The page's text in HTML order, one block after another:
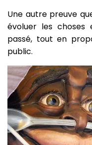
Une autre preuve
évoluer les
passé, tout en
public.